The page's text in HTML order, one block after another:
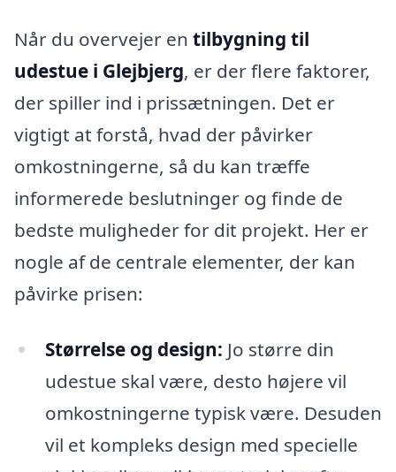
Når du overvejer en tilbygning til
udestue i Glejbjerg, er der flere faktorer,
der spiller ind i prissætningen. Det er
vigtigt at forstå, hvad der påvirker
omkostningerne, så du kan træffe
informerede beslutninger og finde de
bedste muligheder for dit projekt. Her er
nogle af de centrale elementer, der kan
påvirke prisen:
Størrelse og design: Jo større din
udestue skal være, desto højere vil
omkostningerne typisk være. Desuden
vil et kompleks design med specielle